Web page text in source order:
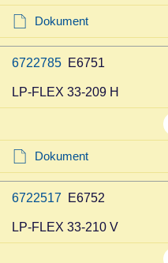
Dokument
6722785 E6751
LP-FLEX 33-209 H
Dokument
6722517 E6752
LP-FLEX 33-210 V